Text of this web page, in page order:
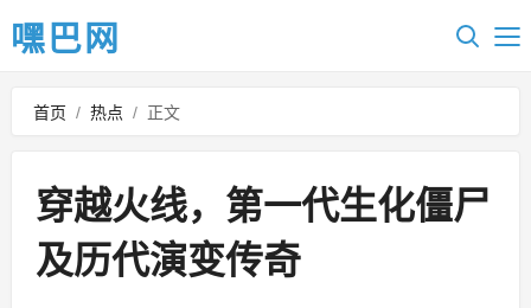
嘿巴网
首页 / 热点 / 正文
穿越火线，第一代生化僵尸
及历代演变传奇